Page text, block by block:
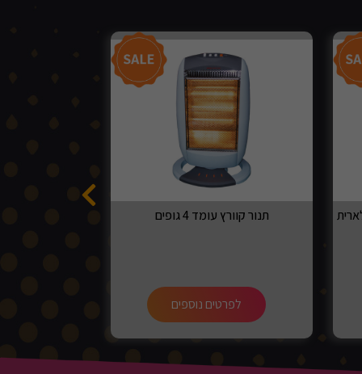
תנור קוורץ עומד 4 גופים
לפרטים נוספים